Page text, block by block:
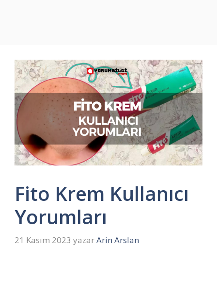
Fito Krem Kullanıcı
Yorumları
21 Kasım 2023 yazarArin Arslan